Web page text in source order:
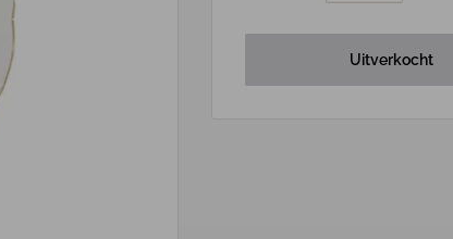
Uitverkocht